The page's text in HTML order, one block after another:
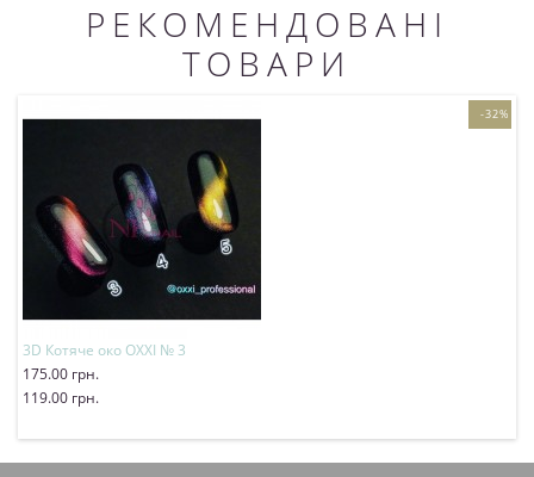
РЕКОМЕНДОВАНІ
ТОВАРИ
-32%
3D Котяче око OXXI № 3
175.00 грн.
119.00 грн.